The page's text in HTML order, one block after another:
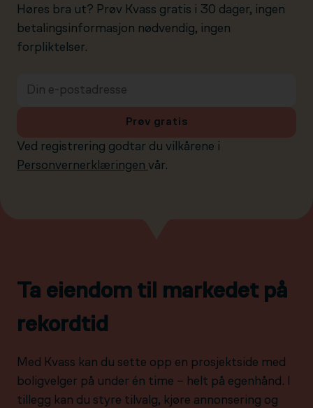
Høres bra ut? Prøv Kvass gratis i 30 dager, ingen
betalingsinformasjon nødvendig, ingen
forpliktelser.
Ved registrering godtar du vilkårene i
Personvernerklæringen vår.
Prøv gratis
Ta eiendom til markedet på
rekordtid
Med Kvass kan du sette opp en prosjektside med
boligvelger på under én time – helt på egenhånd. I
tillegg kan du styre tilvalg, kjøre annonsering og